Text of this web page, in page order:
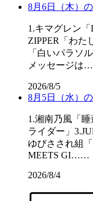
8月6日（木）
1.キマグレン
ZIPPER「わた
「白いパラソ
メッセージは
2026/8/5
8月5日（水）
1.湘南乃風「
ライダー」
ゆびさされ組
MEETS GI……
2026/8/4